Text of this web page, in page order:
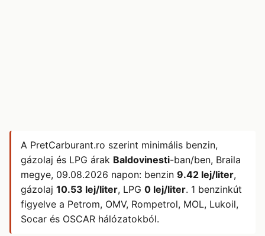
A PretCarburant.ro szerint minimális benzin,
gázolaj és LPG árak Baldovinesti-ban/ben, Braila
megye, 09.08.2026 napon: benzin 9.42 lej/liter,
gázolaj 10.53 lej/liter, LPG 0 lej/liter. 1 benzinkút
figyelve a Petrom, OMV, Rompetrol, MOL, Lukoil,
Socar és OSCAR hálózatokból.